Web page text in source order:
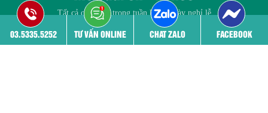
Tất cả các ngày trong tuần kể cả ngày nghỉ lễ
03.5335.5252 TƯ VẤN ONLINE CHAT ZALO FACEBOOK